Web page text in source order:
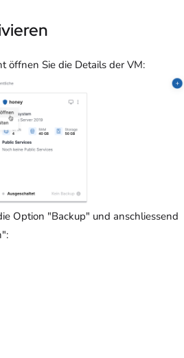
öffnen Sie die Details der VM:
Option "Backup" und anschliessend